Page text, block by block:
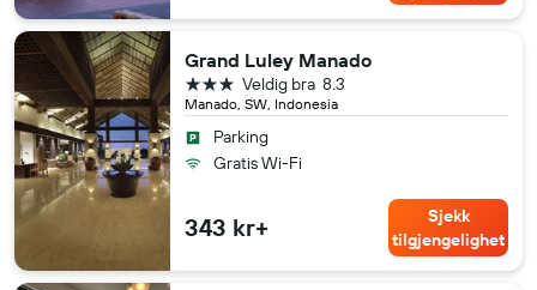
Grand Luley Manado
Manado, SW, Indonesia
8.3
Veldig bra
3 stjerner
Parking
Gratis Wi-Fi
343 kr+
Sjekk
tilgjengelighet